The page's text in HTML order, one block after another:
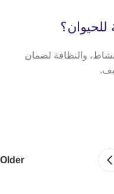
والنظافة لضمان
Older